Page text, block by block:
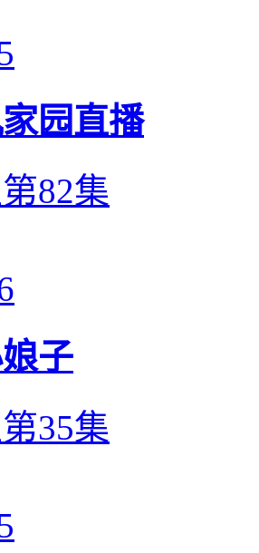
园直播
82集
子
35集